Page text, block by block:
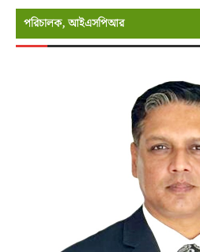
পরিচালক, আইএসপিআর